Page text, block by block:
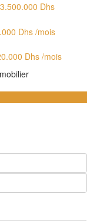
Dhs
Dhs /mois
Dhs/mois